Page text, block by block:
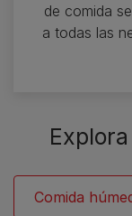
de comida
a todas las
Comida